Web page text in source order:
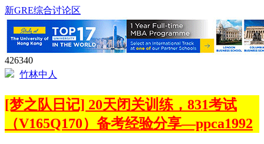
新GRE综合讨论区
426340
竹林中人
[梦之队日记] 20天闭关训练，831考试
（V165Q170）备考经验分享—ppca1992